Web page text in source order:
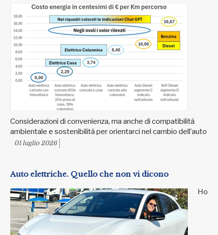
Considerazioni di convenienza, ma anche di compatibilità
ambientale e sostenibilità per orientarci nel cambio dell’auto
01 luglio 2026
Auto elettriche. Quello che non vi dicono
Ho